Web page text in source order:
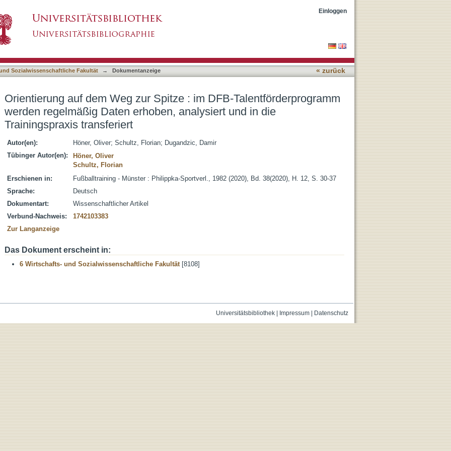
zur Spitze : im DFB-Talentförderprogramm werden regelmäßig Daten
Trainingspraxis transferiert
Einloggen
Sozialwissenschaftliche Fakultät → Dokumentanzeige « zurück
Orientierung auf dem Weg zur Spitze : im DFB-Talentförderprogramm
werden regelmäßig Daten erhoben, analysiert und in die
Trainingspraxis transferiert
Autor(en): Höner, Oliver; Schultz, Florian; Dugandzic, Damir
Tübinger Autor(en):
Höner, Oliver
Schultz, Florian
Erschienen in:
Fußballtraining - Münster : Philippka-Sportverl., 1982 (2020), Bd. 38(2020), H. 12, S. 30-37
Sprache:
Deutsch
Dokumentart:
Wissenschaftlicher Artikel
Verbund-Nachweis:
1742103383
Zur Langanzeige
Das Dokument erscheint in:
6 Wirtschafts- und Sozialwissenschaftliche Fakultät[8108]
Universitätsbibliothek| Impressum| Datenschutz